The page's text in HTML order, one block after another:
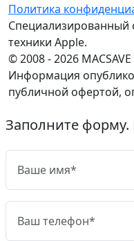
Политика
Специализированный
техники Apple.
© 2008 - 2026 MACSAVE
Информация
публичной офертой,
Заполните